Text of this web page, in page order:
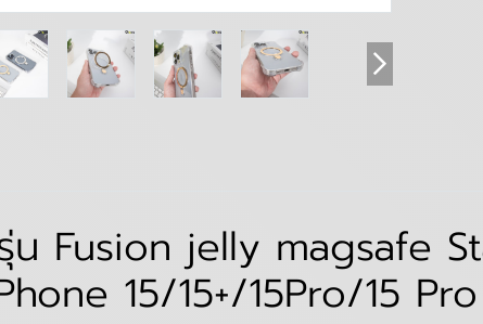
น Fusion jelly magsafe
15/15+/15Pro/15